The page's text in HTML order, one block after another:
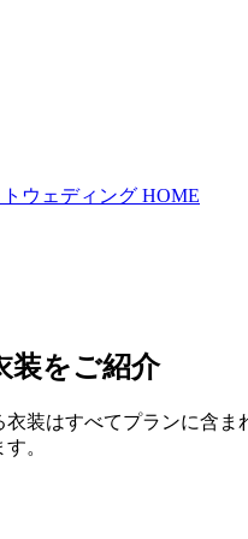
ウェディング HOME
装をご紹介
装はすべてプランに含ま
。